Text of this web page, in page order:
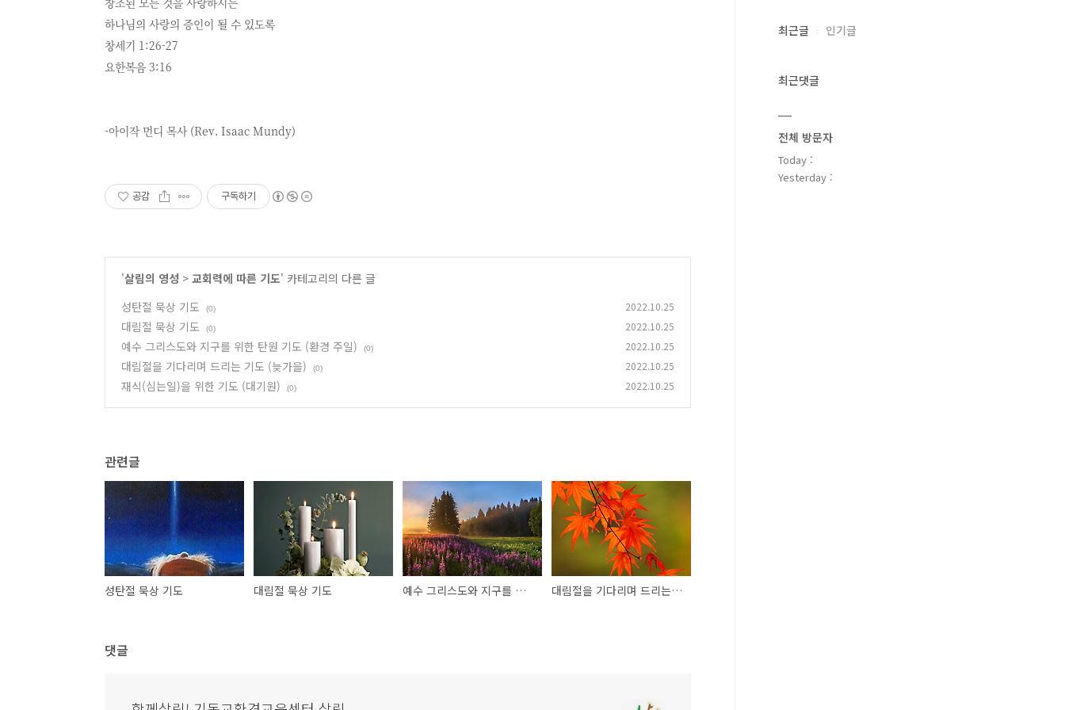
하나님의 사랑의 증인이 될 수 있도록
창세기 1:26-27
요한복음 3:16
-아이작 먼디 목사 (Rev. Isaac Mundy)
공감 구독하기
'살림의 영성 > 교회력에 따른 기도' 카테고리의 다른 글
성탄절 묵상 기도
(0) 2022.10.25
대림절 묵상 기도 (0) 2022.10.25
예수 그리스도와 지구를 위한 탄원 기도 (환경 주일) (0) 2022.10.25
대림절을 기다리며 드리는 기도 (늦가을) (0) 2022.10.25
재식(심는일)을 위한 기도 (대기원) (0) 2022.10.25
관련글
성탄절 묵상 기도 대림절 묵상 기도 예수 그리스도와 지구를 위한 탄원 기도 (환경 주일) 대림절을 기다리며 드리는 기도 (늦가을)
댓글
최근글 인기글
최근댓글
전체 방문자
Today :
Yesterday :